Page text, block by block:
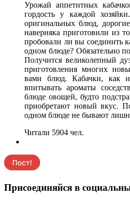
Урожай аппетитных
гордость у каждой
оригинальных блюд,
наверняка приготовили из
пробовали ли вы соединить
одном блюде? Обязательно
Получится великолепный
приготовления многих
вами блюд. Кабачки, как
впитывать ароматы
блюде овощей, будто
приобретают новый вкус.
одном блюде не бывают
Читали 5904 чел.
Присоединяйся в